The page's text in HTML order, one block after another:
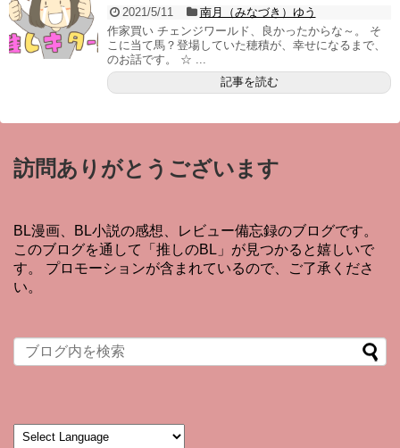
2021/5/11
南月（みなづき）ゆう
作家買い チェンジワールド、良かったからな～。 そ
こに当て馬？登場していた穂積が、幸せになるまで、
のお話です。 ☆ ...
記事を読む
訪問ありがとうございます
BL漫画、BL小説の感想、レビュー備忘録のブログです。
このブログを通して「推しのBL」が見つかると嬉しいで
す。 プロモーションが含まれているので、ご了承くださ
い。